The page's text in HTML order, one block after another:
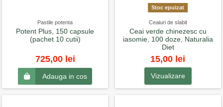
Pastile potenta
Potent Plus, 150 capsule
(pachet 10 cutii)
725,00 lei
Adauga in cos
Stoc epuizat
Ceaiuri de slabit
Ceai verde chinezesc cu
iasomie, 100 doze, Naturalia
Diet
15,00 lei
Vizualizare